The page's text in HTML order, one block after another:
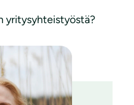
yritysyhteistyöstä?